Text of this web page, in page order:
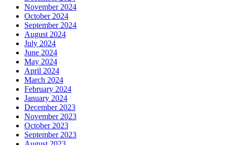
November 2024
October 2024
September 2024
August 2024
July 2024
June 2024
May 2024
April 2024
March 2024
February 2024
January 2024
December 2023
November 2023
October 2023
September 2023